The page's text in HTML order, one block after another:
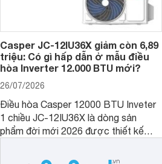
Casper JC-12IU36X giảm còn 6,89
triệu: Có gì hấp dẫn ở mẫu điều
hòa Inverter 12.000 BTU mới?
26/07/2026
Điều hòa Casper 12000 BTU Inveter
1 chiều JC-12IU36X là dòng sản
phẩm đời mới 2026 được thiết kế
sở hữu khả năng làm mát tốt mà còn